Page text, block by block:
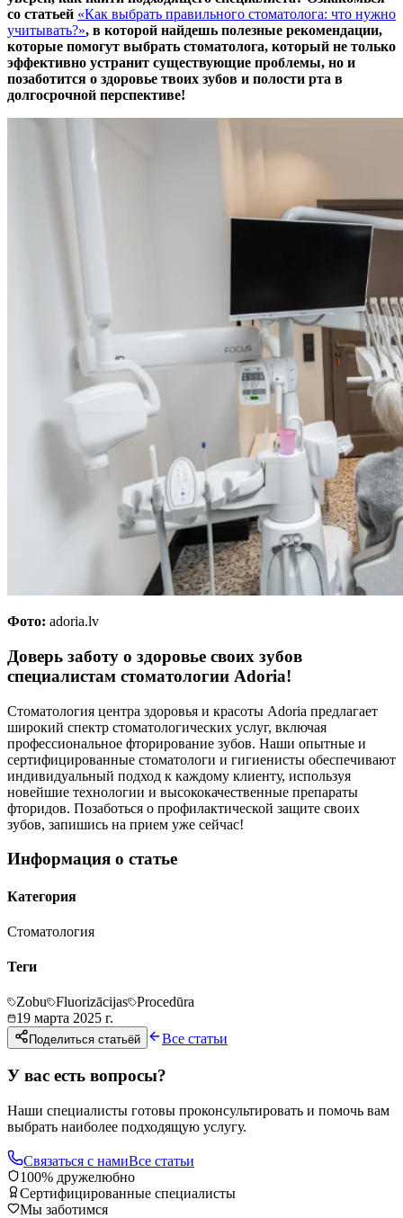
со статьей «Как выбрать правильного стоматолога: что нужно
учитывать?», в которой найдешь полезные рекомендации,
которые помогут выбрать стоматолога, который не только
эффективно устранит существующие проблемы, но и
позаботится о здоровье твоих зубов и полости рта в
долгосрочной перспективе!
Фото: adoria.lv
Доверь заботу о здоровье своих зубов
специалистам стоматологии Adoria!
Стоматология центра здоровья и красоты Adoria предлагает
широкий спектр стоматологических услуг, включая
профессиональное фторирование зубов. Наши опытные и
сертифицированные стоматологи и гигиенисты обеспечивают
индивидуальный подход к каждому клиенту, используя
новейшие технологии и высококачественные препараты
фторидов. Позаботься о профилактической защите своих
зубов, запишись на прием уже сейчас!
Информация о статье
Категория
Стоматология
Теги
Zobu Fluorizācijas Procedūra
19 марта 2025 г.
Поделиться статьёй Все статьи
У вас есть вопросы?
Наши специалисты готовы проконсультировать и помочь вам
выбрать наиболее подходящую услугу.
Связаться с намиВсе статьи
100% дружелюбно
Сертифицированные специалисты
Мы заботимся